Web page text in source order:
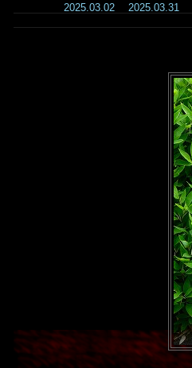
2025.03.02
2025.03.31